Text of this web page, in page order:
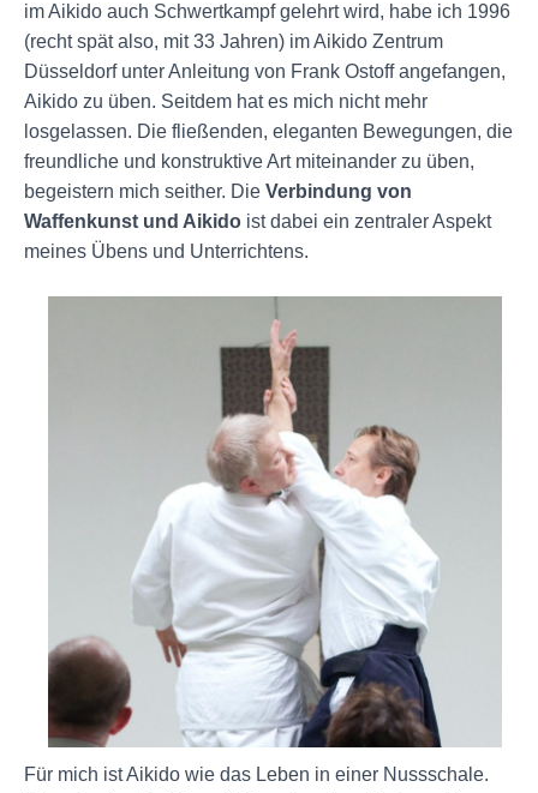
im Aikido auch Schwertkampf gelehrt wird, habe ich 1996
(recht spät also, mit 33 Jahren) im Aikido Zentrum
Düsseldorf unter Anleitung von Frank Ostoff angefangen,
Aikido zu üben. Seitdem hat es mich nicht mehr
losgelassen. Die fließenden, eleganten Bewegungen, die
freundliche und konstruktive Art miteinander zu üben,
begeistern mich seither. Die Verbindung von
Waffenkunst und Aikido ist dabei ein zentraler Aspekt
meines Übens und Unterrichtens.
Für mich ist Aikido wie das Leben in einer Nussschale.